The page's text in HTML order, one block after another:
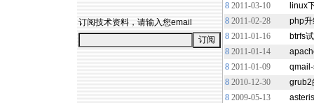
订阅技术资料，请输入您email
8 2011-03-10
linux
8 2011-02-28
php
8 2011-01-16
btrfs
8 2011-01-14
8 2011-01-09
8 2010-12-30
grub2
8 2009-05-13